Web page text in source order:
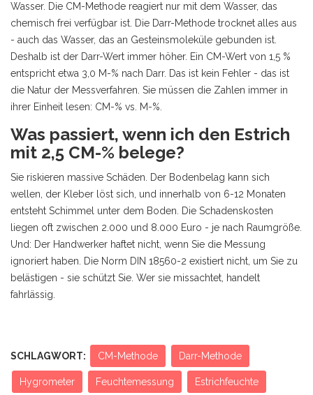
Wasser. Die CM-Methode reagiert nur mit dem Wasser, das
chemisch frei verfügbar ist. Die Darr-Methode trocknet alles aus
- auch das Wasser, das an Gesteinsmoleküle gebunden ist.
Deshalb ist der Darr-Wert immer höher. Ein CM-Wert von 1,5 %
entspricht etwa 3,0 M-% nach Darr. Das ist kein Fehler - das ist
die Natur der Messverfahren. Sie müssen die Zahlen immer in
ihrer Einheit lesen: CM-% vs. M-%.
Was passiert, wenn ich den Estrich
mit 2,5 CM-% belege?
Sie riskieren massive Schäden. Der Bodenbelag kann sich
wellen, der Kleber löst sich, und innerhalb von 6-12 Monaten
entsteht Schimmel unter dem Boden. Die Schadenskosten
liegen oft zwischen 2.000 und 8.000 Euro - je nach Raumgröße.
Und: Der Handwerker haftet nicht, wenn Sie die Messung
ignoriert haben. Die Norm DIN 18560-2 existiert nicht, um Sie zu
belästigen - sie schützt Sie. Wer sie missachtet, handelt
fahrlässig.
SCHLAGWORT: CM-Methode Darr-Methode
Hygrometer Feuchtemessung Estrichfeuchte